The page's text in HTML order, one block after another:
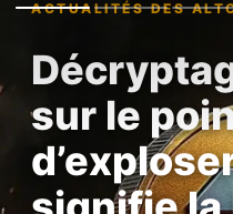
ACTUALITÉS DES
sur le